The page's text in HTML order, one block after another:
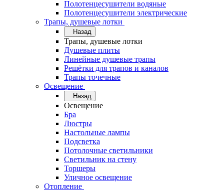
Полотенцесушители водяные
Полотенцесушители электрические
Трапы, душевые лотки
Назад
Трапы, душевые лотки
Душевые плиты
Линейные душевые трапы
Решётки для трапов и каналов
Трапы точечные
Освещение
Назад
Освещение
Бра
Люстры
Настольные лампы
Подсветка
Потолочные светильники
Светильник на стену
Торшеры
Уличное освещение
Отопление